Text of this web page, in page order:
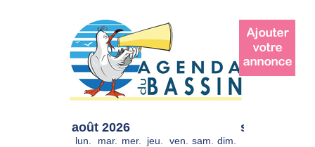
août 2026
lun. mar. mer. jeu. ven. sam. dim.
sept. 2026